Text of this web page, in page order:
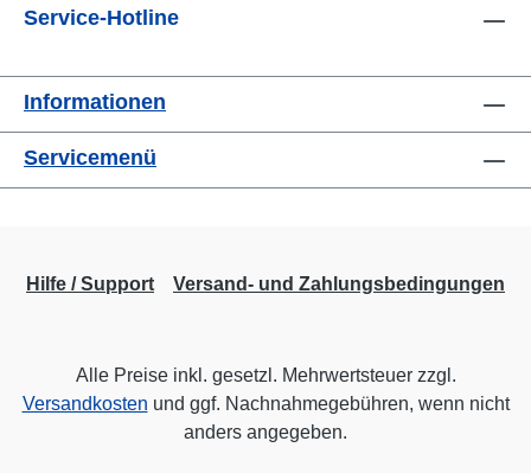
Service-Hotline
Informationen
Servicemenü
Hilfe / Support Versand- und Zahlungsbedingungen
Alle Preise inkl. gesetzl. Mehrwertsteuer zzgl.
Versandkosten und ggf. Nachnahmegebühren, wenn nicht
anders angegeben.